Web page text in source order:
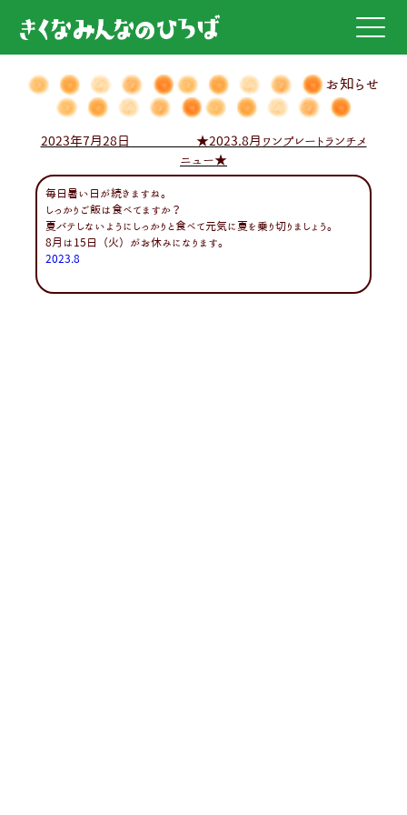
お知らせ
2023年7月28日 ★2023.8月ワンプレートランチメ
ニュー★
毎日暑い日が続きますね。
しっかりご飯は食べてますか？
夏バテしないようにしっかりと食べて元気に夏を乗り切りましょう。
8月は15日（火）がお休みになります。
2023.8